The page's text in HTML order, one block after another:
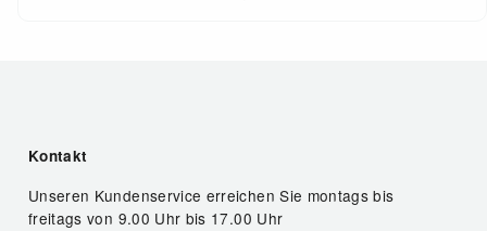
Kontakt
Unseren Kundenservice erreichen Sie montags bis
freitags von 9.00 Uhr bis 17.00 Uhr